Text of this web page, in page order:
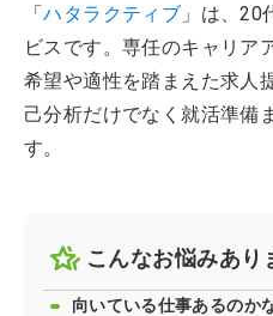
「ハタラクティブ 」は、20
ビスです。専任のキャリア
希望や適性を踏まえた求人
己分析だけでなく就活準備
す。
こんなお悩みあり
向いている仕事あるのか